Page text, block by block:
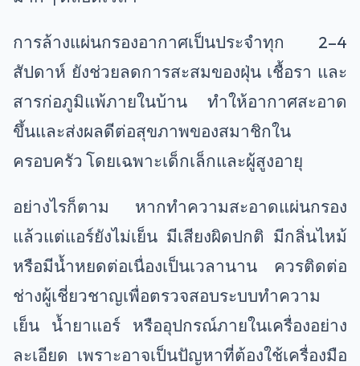
การล้างแผ่นกรองอากาศเป็นประจำทุก 2–4
สัปดาห์ ยังช่วยลดการสะสมของฝุ่น เชื้อรา และ
สารก่อภูมิแพ้ภายในบ้าน ทำให้อากาศสะอาด
ขึ้นและส่งผลดีต่อสุขภาพของสมาชิกใน
ครอบครัว โดยเฉพาะเด็กเล็กและผู้สูงอายุ
อย่างไรก็ตาม หากทำความสะอาดแผ่นกรอง
แล้วแต่แอร์ยังไม่เย็น มีเสียงผิดปกติ มีกลิ่นไหม้
หรือมีน้ำหยดต่อเนื่องเป็นเวลานาน ควรติดต่อ
ช่างผู้เชี่ยวชาญเพื่อตรวจสอบระบบทำความ
เย็น น้ำยาแอร์ หรืออุปกรณ์ภายในเครื่องอย่าง
ละเอียด เพราะอาจเป็นปัญหาที่ต้องใช้เครื่องมือ